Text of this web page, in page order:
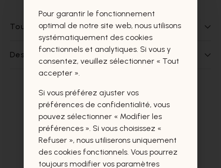
Tout sur ce produit
Des questions sur ce produit?
Ces produits vous intéresseront
certainement aussi.
Pour garantir le fonctionnement
optimal de notre site web, nous utilisons
systématiquement des cookies
fonctionnels et analytiques. Si vous y
consentez, veuillez sélectionner « Tout
accepter ».
Si vous préférez ajuster vos
préférences de confidentialité, vous
pouvez sélectionner « Modifier les
préférences ». Si vous choisissez «
Refuser », nous utiliserons uniquement
des cookies fonctionnels. Vous pourrez
toujours modifier vos paramètres